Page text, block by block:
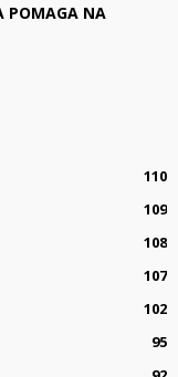
POMAGA NA
110
109
108
107
102
95